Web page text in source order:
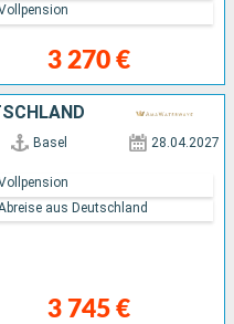
3 270 €
Basel 28.04.2027
3 745 €
aus Deutschland